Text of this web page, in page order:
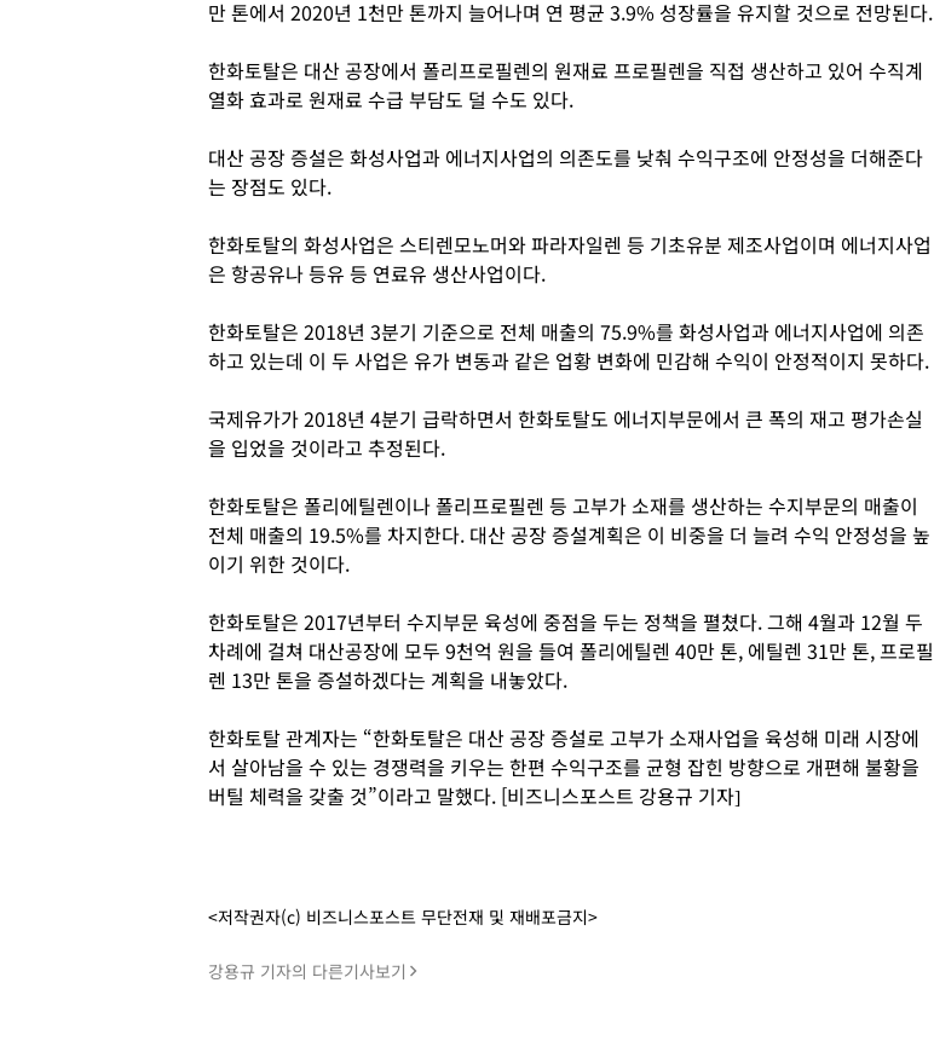
만 톤에서 2020년 1천만 톤까지 늘어나며 연 평균 3.9% 성장률을 유지할 것으로 전망된다.
한화토탈은 대산 공장에서 폴리프로필렌의 원재료 프로필렌을 직접 생산하고 있어 수직계
열화 효과로 원재료 수급 부담도 덜 수도 있다.
대산 공장 증설은 화성사업과 에너지사업의 의존도를 낮춰 수익구조에 안정성을 더해준다
는 장점도 있다.
한화토탈의 화성사업은 스티렌모노머와 파라자일렌 등 기초유분 제조사업이며 에너지사업
은 항공유나 등유 등 연료유 생산사업이다.
한화토탈은 2018년 3분기 기준으로 전체 매출의 75.9%를 화성사업과 에너지사업에 의존
하고 있는데 이 두 사업은 유가 변동과 같은 업황 변화에 민감해 수익이 안정적이지 못하다.
국제유가가 2018년 4분기 급락하면서 한화토탈도 에너지부문에서 큰 폭의 재고 평가손실
을 입었을 것이라고 추정된다.
한화토탈은 폴리에틸렌이나 폴리프로필렌 등 고부가 소재를 생산하는 수지부문의 매출이
전체 매출의 19.5%를 차지한다. 대산 공장 증설계획은 이 비중을 더 늘려 수익 안정성을 높
이기 위한 것이다.
한화토탈은 2017년부터 수지부문 육성에 중점을 두는 정책을 펼쳤다. 그해 4월과 12월 두
차례에 걸쳐 대산공장에 모두 9천억 원을 들여 폴리에틸렌 40만 톤, 에틸렌 31만 톤, 프로필
렌 13만 톤을 증설하겠다는 계획을 내놓았다.
한화토탈 관계자는 “한화토탈은 대산 공장 증설로 고부가 소재사업을 육성해 미래 시장에
서 살아남을 수 있는 경쟁력을 키우는 한편 수익구조를 균형 잡힌 방향으로 개편해 불황을
버틸 체력을 갖출 것”이라고 말했다. [비즈니스포스트 강용규 기자]
<저작권자(c) 비즈니스포스트 무단전재 및 재배포금지>
강용규 기자의 다른기사보기